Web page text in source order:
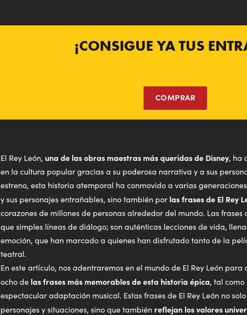
¡CONSIGUE YA TUS
COMPRAR
El Rey León, una de las obras maestras más queridas de Disney, ha
en la cultura popular gracias a su poderosa narrativa y a sus
estreno, esta historia atemporal ha conmovido a varias
y sus personajes entrañables, sino también por las frases de El Rey
corazones de millones de personas alrededor del mundo. Las frases
que simples líneas de diálogo; son auténticas lecciones de vida,
emoción, que han marcado a quienes han disfrutado tanto de la
teatral.
En este artículo, nos adentraremos en el mundo de El Rey León
ocho de las frases más memorables de esta historia épica, tal como
espectacular adaptación musical. Estas frases de El Rey León no
personajes y situaciones, sino que también reflejan los valores